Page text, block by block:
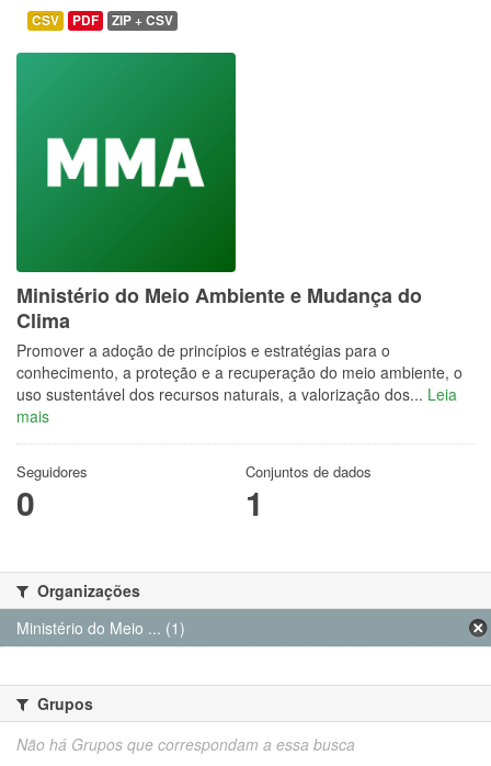
CSV PDF ZIP + CSV
Ministério do Meio Ambiente e Mudança do
Clima
Promover a adoção de princípios e estratégias para o
conhecimento, a proteção e a recuperação do meio ambiente, o
uso sustentável dos recursos naturais, a valorização dos... Leia
mais
Seguidores
0
Conjuntos de dados
1
Organizações
Ministério do Meio ... (1)
Grupos
Não há Grupos que correspondam a essa busca